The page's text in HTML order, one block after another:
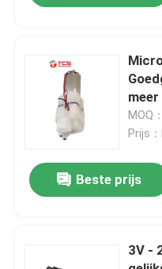
Fabriekstocht
Kwaliteitscontrole
Neem contact met
Nieuws
meer
MOQ
Prijs
Beste prijs
3V -